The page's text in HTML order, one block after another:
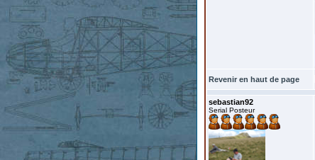
Revenir en haut de page
sebastian92
Serial Posteur